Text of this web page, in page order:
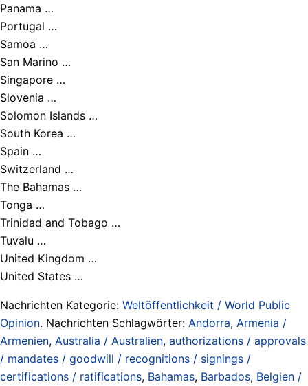
Panama …
Portugal …
Samoa …
San Marino …
Singapore …
Slovenia …
Solomon Islands …
South Korea …
Spain …
Switzerland …
The Bahamas …
Tonga …
Trinidad and Tobago …
Tuvalu …
United Kingdom …
United States …
Nachrichten Kategorie: Weltöffentlichkeit / World Public
Opinion. Nachrichten Schlagwörter: Andorra, Armenia /
Armenien, Australia / Australien, authorizations / approvals
/ mandates / goodwill / recognitions / signings /
certifications / ratifications, Bahamas, Barbados, Belgien /